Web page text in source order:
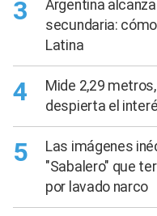
3
Argentina
secundaria:
Latina
4
Mide 2,29
despierta el
5
Las imágenes
"Sabalero" que
por lavado narco